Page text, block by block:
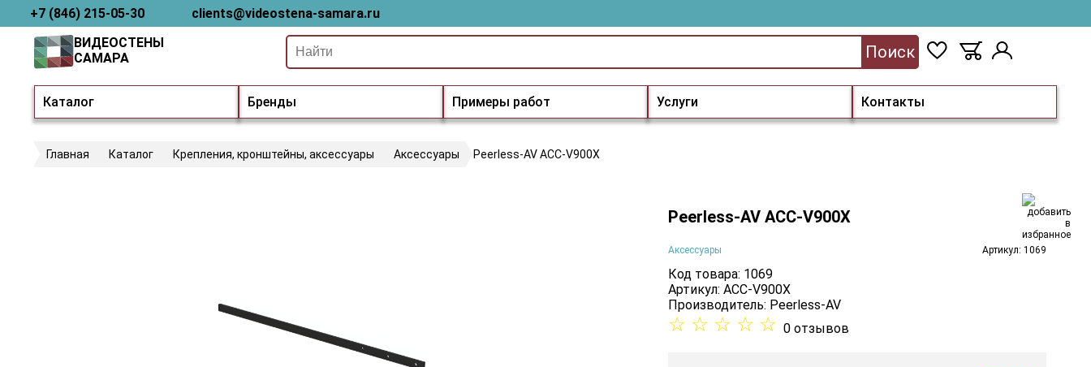
+7 (846) 215-05-30 clients@videostena-samara.ru
Каталог Бренды Примеры работ Услуги Контакты
ВИДЕОСТЕНЫ
САМАРА
Поиск
Главная Каталог Крепления, кронштейны, аксессуары Аксессуары Peerless-AV ACC-V900X
Peerless-AV ACC-V900X
Аксессуары Артикул: 1069
Код товара: 1069
Артикул: ACC-V900X
Производитель: Peerless-AV
☆ ☆ ☆ ☆ ☆ 0 отзывов